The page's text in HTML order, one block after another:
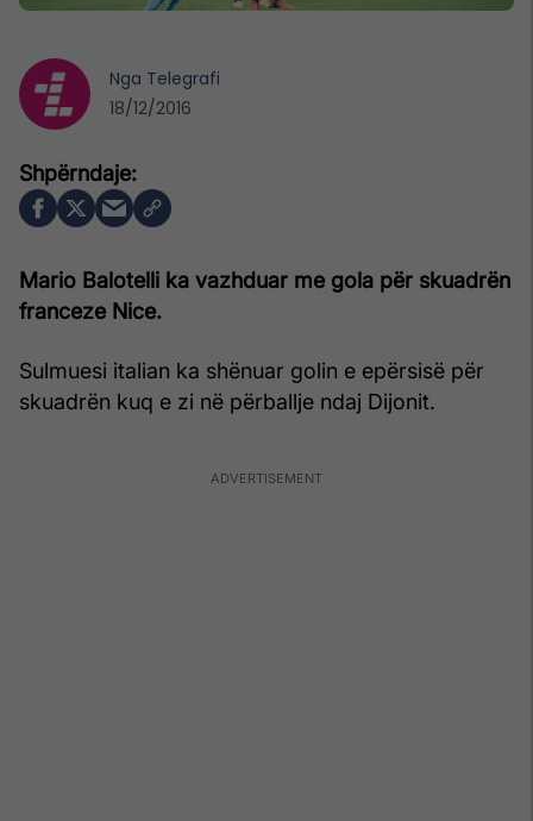
Mario Balotelli ka vazhduar me gola për skuadrën
franceze Nice.
Sulmuesi italian ka shënuar golin e epërsisë për
skuadrën kuq e zi në përballje ndaj Dijonit.
Nga Telegrafi
18/12/2016